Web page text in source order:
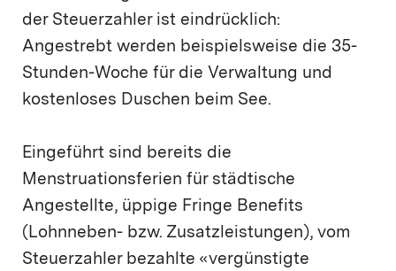
der Steuerzahler ist eindrücklich:
Angestrebt werden beispielsweise die 35-
Stunden-Woche für die Verwaltung und
kostenloses Duschen beim See.
Eingeführt sind bereits die
Menstruationsferien für städtische
Angestellte, üppige Fringe Benefits
(Lohnneben- bzw. Zusatzleistungen), vom
Steuerzahler bezahlte «vergünstigte